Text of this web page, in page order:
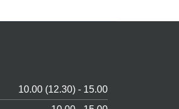
10.00 (12.30) - 15.00